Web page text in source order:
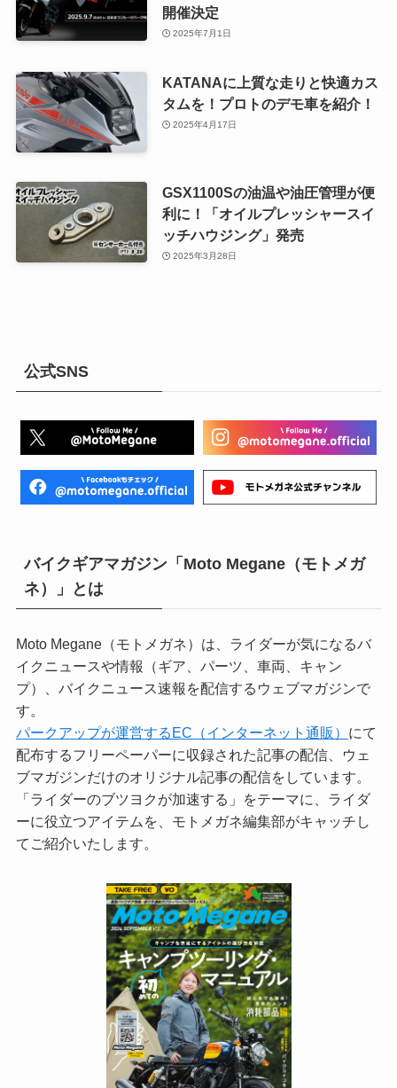
開催決定
2025年7月1日
KATANAに上質な走りと快適カス
タムを！プロトのデモ車を紹介！
2025年4月17日
GSX1100Sの油温や油圧管理が便
利に！「オイルプレッシャースイ
ッチハウジング」発売
2025年3月28日
公式SNS
バイクギアマガジン「Moto Megane（モトメガ
ネ）」とは
Moto Megane（モトメガネ）は、ライダーが気になるバ
イクニュースや情報（ギア、パーツ、車両、キャン
プ）、バイクニュース速報を配信するウェブマガジンで
す。
パークアップが運営するEC（インターネット通販） にて
配布するフリーペーパーに収録された記事の配信、ウェ
ブマガジンだけのオリジナル記事の配信をしています。
「ライダーのブツヨクが加速する」をテーマに、ライダ
ーに役立つアイテムを、モトメガネ編集部がキャッチし
てご紹介いたします。